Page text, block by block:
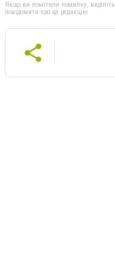
Якщо ви помітили помилку, виділіть
повідомити про це редакцію